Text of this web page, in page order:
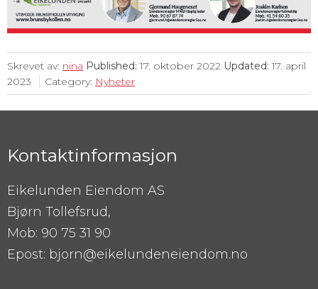
Skrevet av: nina Published: 17. oktober 2022 Updated: 17. april
2023
Category: Nyheter
Kontaktinformasjon
Eikelunden Eiendom AS
Bjørn Tollefsrud,
Mob: 90 75 31 90
Epost: bjorn@eikelundeneiendom.no